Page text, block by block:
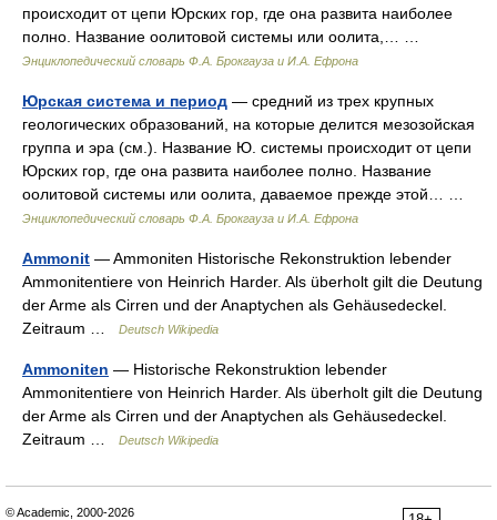
происходит от цепи Юрских гор, где она развита наиболее
полно. Название оолитовой системы или оолита,… …
Энциклопедический словарь Ф.А. Брокгауза и И.А. Ефрона
Юрская система и период — средний из трех крупных
геологических образований, на которые делится мезозойская
группа и эра (см.). Название Ю. системы происходит от цепи
Юрских гор, где она развита наиболее полно. Название
оолитовой системы или оолита, даваемое прежде этой… …
Энциклопедический словарь Ф.А. Брокгауза и И.А. Ефрона
Ammonit — Ammoniten Historische Rekonstruktion lebender
Ammonitentiere von Heinrich Harder. Als überholt gilt die Deutung
der Arme als Cirren und der Anaptychen als Gehäusedeckel.
Zeitraum …
Deutsch Wikipedia
Ammoniten — Historische Rekonstruktion lebender
Ammonitentiere von Heinrich Harder. Als überholt gilt die Deutung
der Arme als Cirren und der Anaptychen als Gehäusedeckel.
Zeitraum …
Deutsch Wikipedia
© Academic, 2000-2026